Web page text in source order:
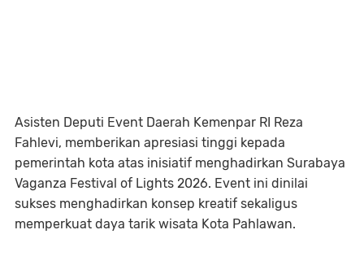
Asisten Deputi Event Daerah Kemenpar RI Reza
Fahlevi, memberikan apresiasi tinggi kepada
pemerintah kota atas inisiatif menghadirkan Surabaya
Vaganza Festival of Lights 2026. Event ini dinilai
sukses menghadirkan konsep kreatif sekaligus
memperkuat daya tarik wisata Kota Pahlawan.